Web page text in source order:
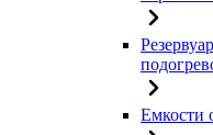
Емкости